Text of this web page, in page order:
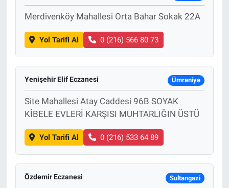
Merdivenköy Mahallesi Orta Bahar Sokak 22A
Yol Tarifi Al 0 (216) 566 80 73
Yenişehir Elif Eczanesi Ümraniye
Site Mahallesi Atay Caddesi 96B SOYAK
KİBELE EVLERİ KARŞISI MUHTARLIĞIN ÜSTÜ
Yol Tarifi Al 0 (216) 533 64 89
Özdemir Eczanesi Sultangazi